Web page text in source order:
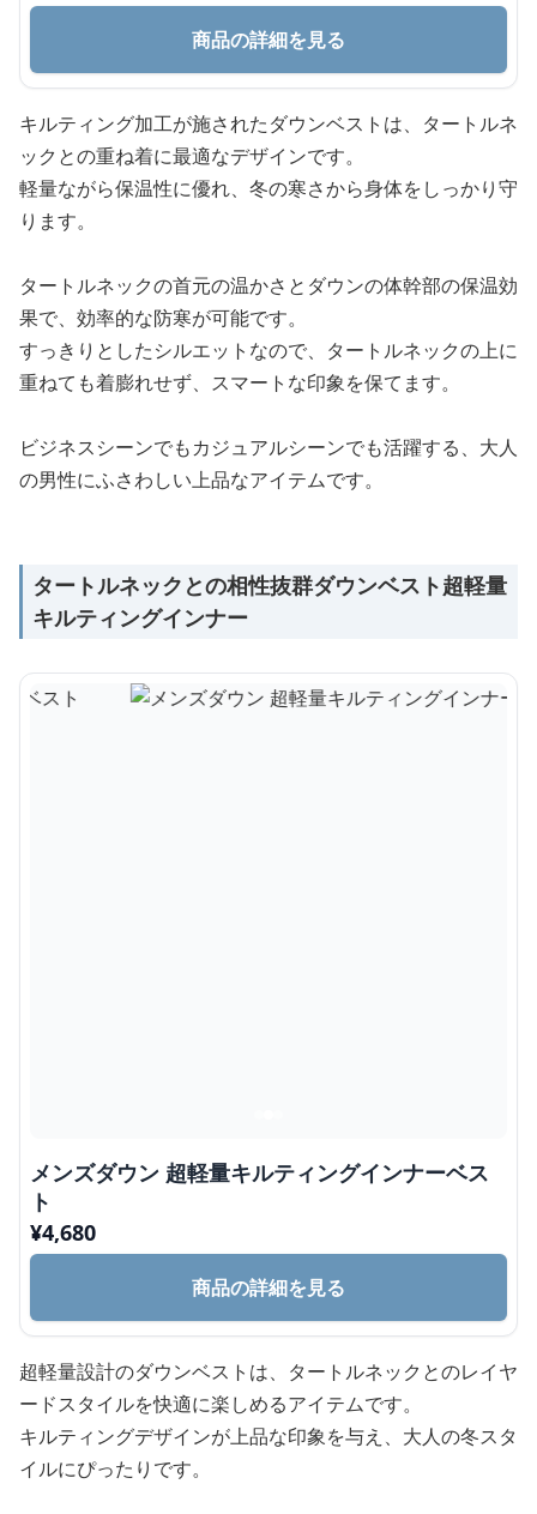
商品の詳細を見る
キルティング加工が施されたダウンベストは、タートルネ
ックとの重ね着に最適なデザインです。
軽量ながら保温性に優れ、冬の寒さから身体をしっかり守
ります。
タートルネックの首元の温かさとダウンの体幹部の保温効
果で、効率的な防寒が可能です。
すっきりとしたシルエットなので、タートルネックの上に
重ねても着膨れせず、スマートな印象を保てます。
ビジネスシーンでもカジュアルシーンでも活躍する、大人
の男性にふさわしい上品なアイテムです。
タートルネックとの相性抜群ダウンベスト超軽量
キルティングインナー
メンズダウン 超軽量キルティングインナーベス
ト
¥4,680
商品の詳細を見る
超軽量設計のダウンベストは、タートルネックとのレイヤ
ードスタイルを快適に楽しめるアイテムです。
キルティングデザインが上品な印象を与え、大人の冬スタ
イルにぴったりです。